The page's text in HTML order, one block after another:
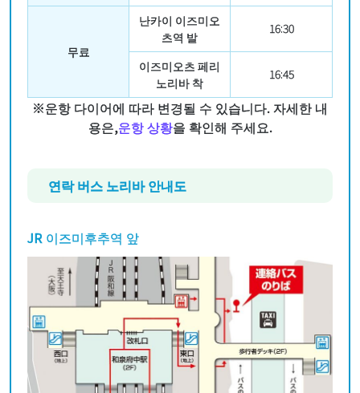
무료
난카이 이즈미오
츠역 발
16:30
이즈미오츠 페리
노리바 착
16:45
※운항 다이어에 따라 변경될 수 있습니다. 자세한 내
용은,운항 상황을 확인해 주세요.
연락 버스 노리바 안내도
JR 이즈미후추역 앞